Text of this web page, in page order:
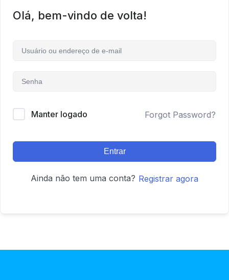
Olá, bem-vindo de volta!
Manter logado Forgot Password?
Entrar
Ainda não tem uma conta? Registrar agora